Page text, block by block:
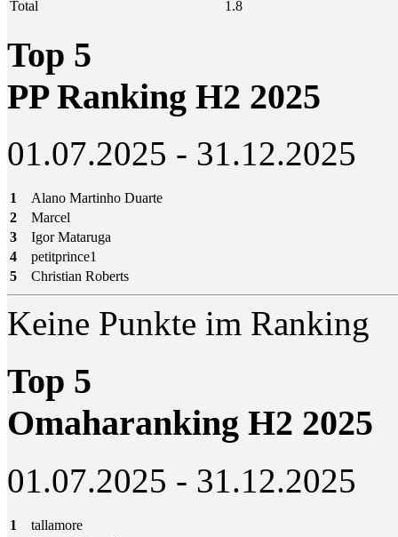
Total 1.8
Top 5
PP Ranking H2 2025
01.07.2025 - 31.12.2025
1
Alano Martinho Duarte
2
Marcel
3
Igor Mataruga
4
petitprince1
5
Christian Roberts
Keine Punkte im Ranking
Top 5
Omaharanking H2 2025
01.07.2025 - 31.12.2025
1
tallamore